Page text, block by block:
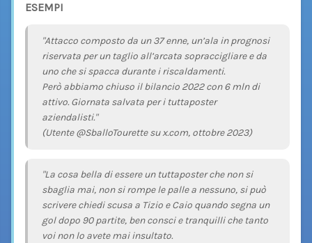
ESEMPI
"Attacco composto da un 37 enne, un’ala in prognosi
riservata per un taglio all’arcata sopraccigliare e da
uno che si spacca durante i riscaldamenti.
Però abbiamo chiuso il bilancio 2022 con 6 mln di
attivo. Giornata salvata per i tuttaposter
aziendalisti."
(Utente @SballoTourette su x.com, ottobre 2023)
"La cosa bella di essere un tuttaposter che non si
sbaglia mai, non si rompe le palle a nessuno, si può
scrivere chiedi scusa a Tizio e Caio quando segna un
gol dopo 90 partite, ben consci e tranquilli che tanto
voi non lo avete mai insultato.